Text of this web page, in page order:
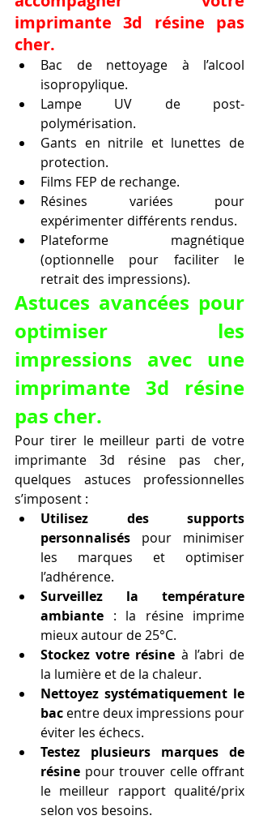
imprimante 3d résine pas
cher.
Bac de nettoyage à l’alcool
isopropylique.
Lampe UV de post-
polymérisation.
Gants en nitrile et lunettes de
protection.
Films FEP de rechange.
Résines variées pour
expérimenter différents rendus.
Plateforme magnétique
(optionnelle pour faciliter le
retrait des impressions).
Astuces avancées pour
optimiser les
impressions avec une
imprimante 3d résine
pas cher.
Pour tirer le meilleur parti de votre
imprimante 3d résine pas cher,
quelques astuces professionnelles
s’imposent :
Utilisez des supports
personnalisés pour minimiser
les marques et optimiser
l’adhérence.
Surveillez la température
ambiante : la résine imprime
mieux autour de 25°C.
Stockez votre résine à l’abri de
la lumière et de la chaleur.
Nettoyez systématiquement le
bac entre deux impressions pour
éviter les échecs.
Testez plusieurs marques de
résine pour trouver celle offrant
le meilleur rapport qualité/prix
selon vos besoins.